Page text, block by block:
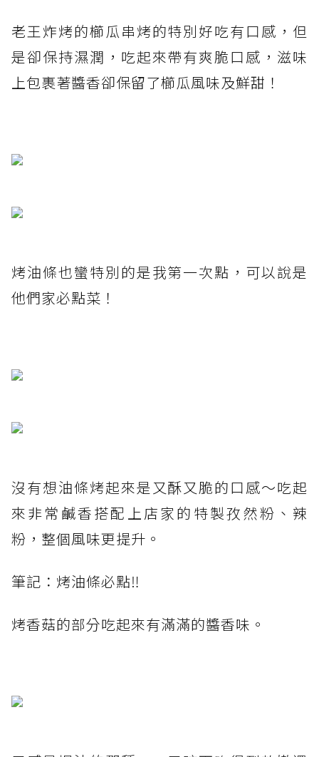
老王炸烤的櫛瓜串烤的特別好吃有口感，但
是卻保持濕潤，吃起來帶有爽脆口感，滋味
上包裹著醬香卻保留了櫛瓜風味及鮮甜！
烤油條也蠻特別的是我第一次點，可以說是
他們家必點菜！
沒有想油條烤起來是又酥又脆的口感～吃起
來非常鹹香搭配上店家的特製孜然粉、辣
粉，整個風味更提升。
筆記：烤油條必點‼️
烤香菇的部分吃起來有滿滿的醬香味。